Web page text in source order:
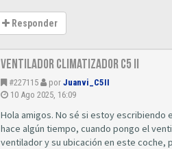
Responder
Ventilador climatizador C5 II
#227115 por Juanvi_C5II
10 Ago 2025, 16:09
Hola amigos. No sé si estoy escribiendo
hace algún tiempo, cuando pongo el
ventilador y su ubicación en este